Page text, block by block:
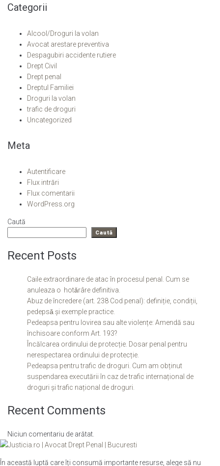
Categorii
Alcool/Droguri la volan
Avocat arestare preventiva
Despagubiri accidente rutiere
Drept Civil
Drept penal
Dreptul Familiei
Droguri la volan
trafic de droguri
Uncategorized
Meta
Autentificare
Flux intrări
Flux comentarii
WordPress.org
Caută
Caută
Recent Posts
Caile extraordinare de atac în procesul penal. Cum se
anuleaza o hotǎrâre definitiva.
Abuz de încredere (art. 238 Cod penal): definiție, condiții,
pedepsǎ și exemple practice.
Pedeapsa pentru lovirea sau alte violențe: Amendă sau
închisoare conform Art. 193?
Încălcarea ordinului de protecție. Dosar penal pentru
nerespectarea ordinului de protecție.
Pedeapsa pentru trafic de droguri. Cum am obținut
suspendarea executării în caz de trafic internațional de
droguri și trafic național de droguri.
Recent Comments
Niciun comentariu de arătat.
În această luptă care îți consumă importante resurse, alege să nu